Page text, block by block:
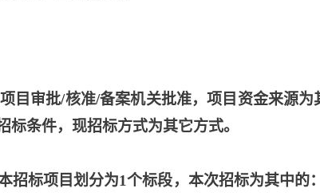
目审批/核准/备案机关批准，项目资金来源为
条件，现招标方式为其它方式。
招标项目划分为1个标段，本次招标为其中的